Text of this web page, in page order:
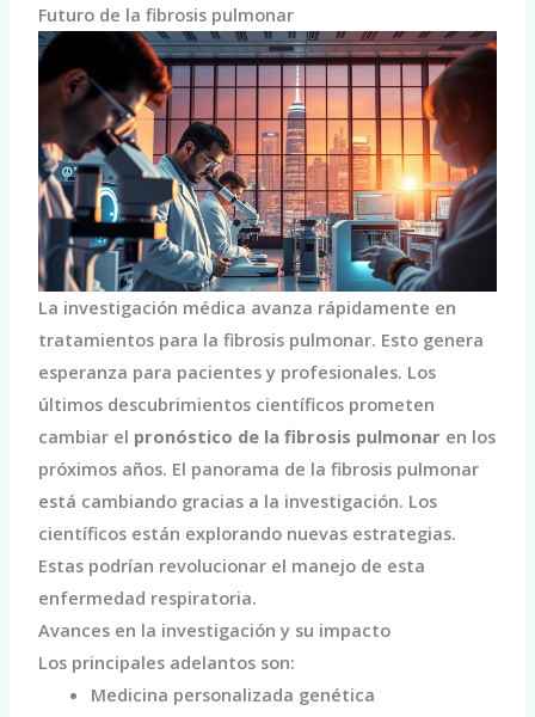
Futuro de la fibrosis pulmonar
La investigación médica avanza rápidamente en
tratamientos para la fibrosis pulmonar. Esto genera
esperanza para pacientes y profesionales. Los
últimos descubrimientos científicos prometen
cambiar el pronóstico de la fibrosis pulmonar en los
próximos años. El panorama de la fibrosis pulmonar
está cambiando gracias a la investigación. Los
científicos están explorando nuevas estrategias.
Estas podrían revolucionar el manejo de esta
enfermedad respiratoria.
Avances en la investigación y su impacto
Los principales adelantos son:
Medicina personalizada genética